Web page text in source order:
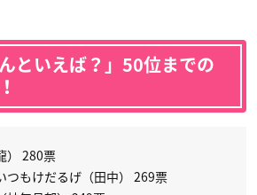
といえば？」50位までの
） 280票
つもけだるげ（田中） 269票